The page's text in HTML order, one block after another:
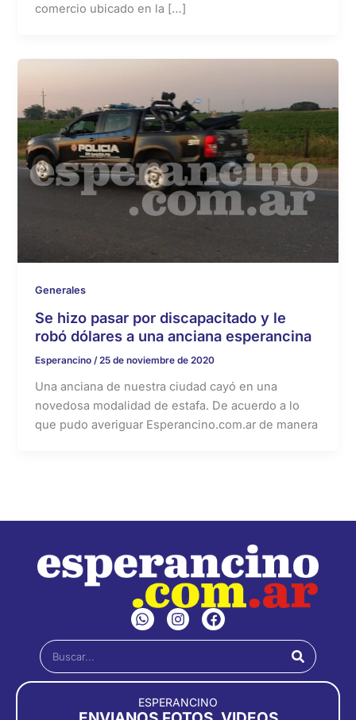
comercio ubicado en la […]
Generales
Se hizo pasar por discapacitado y le
robó dólares a una anciana esperancina
Esperancino /25 de noviembre de 2020
Una anciana de nuestra ciudad cayó en una
novedosa modalidad de estafa. De acuerdo a lo
que pudo averiguar Esperancino.com.ar de manera
W
h
a
s
a
p
p
I
n
s
a
g
r
a
F
a
c
b
o
o
k
Buscar
ESPERANCINO